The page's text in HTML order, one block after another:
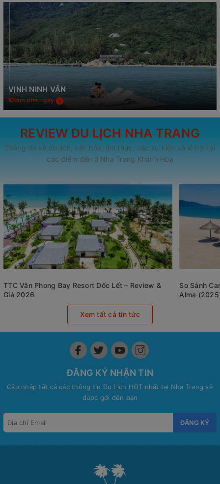
VỊNH NINH VÂN
Khám phá ngay
REVIEW DU LỊCH NHA TRANG
Thông tin về du lịch, văn hóa, ẩm thực, các sự kiện và lễ hội tại
các điểm đến ở Nha Trang Khánh Hòa
TTC Vân Phong Bay Resort Dốc Lết – Review &
Giá 2026
So Sánh
Alma
Xem tất cả tin tức
ĐĂNG KÝ NHẬN TIN
Cập nhập tất cả các thông tin Du Lịch HOT nhất tại Nha Trang sẽ
đươc gởi đến bạn
ĐĂNG KÝ